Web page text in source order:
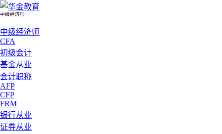
中级经济师
中级经济师
CFA
初级会计
基金从业
会计职称
AFP
CFP
FRM
银行从业
证券从业